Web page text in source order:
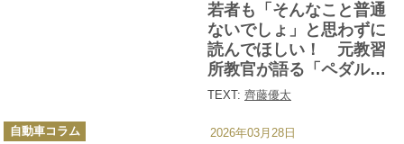
若者も「そんなこと普通
ないでしょ」と思わずに
読んでほしい！ 元教習
所教官が語る「ペダルの
踏み間違い事故」の起こ
TEXT: 齊藤優太
カ
テ
自動車コラム 2026年03月28日